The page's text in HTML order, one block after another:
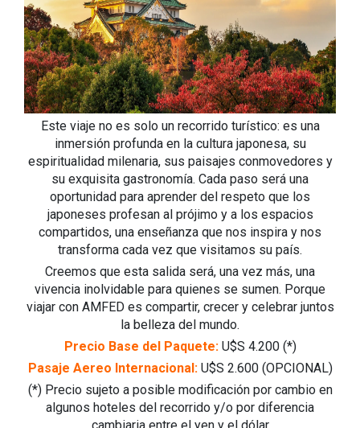
Este viaje no es solo un recorrido turístico: es una
inmersión profunda en la cultura japonesa, su
espiritualidad milenaria, sus paisajes conmovedores y
su exquisita gastronomía. Cada paso será una
oportunidad para aprender del respeto que los
japoneses profesan al prójimo y a los espacios
compartidos, una enseñanza que nos inspira y nos
transforma cada vez que visitamos su país.
Creemos que esta salida será, una vez más, una
vivencia inolvidable para quienes se sumen. Porque
viajar con AMFED es compartir, crecer y celebrar juntos
la belleza del mundo.
Precio Base del Paquete:U$S 4.200 (*)
Pasaje Aereo Internacional:U$S 2.600 (OPCIONAL)
(*) Precio sujeto a posible modificación por cambio en
algunos hoteles del recorrido y/o por diferencia